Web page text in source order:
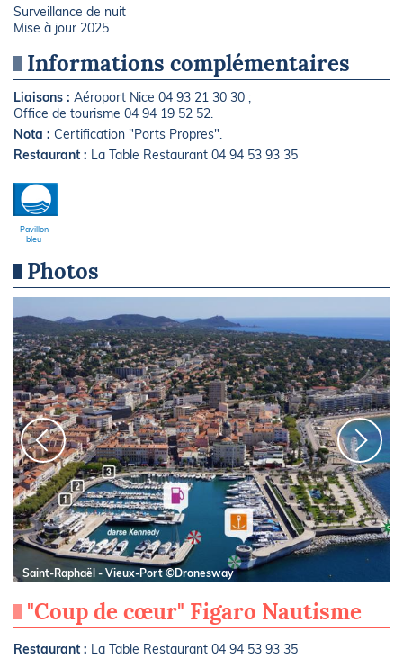
Surveillance de nuit
Mise à jour 2025
Informations complémentaires
Liaisons : Aéroport Nice 04 93 21 30 30 ;
Office de tourisme 04 94 19 52 52.
Nota : Certification "Ports Propres".
Restaurant : La Table Restaurant 04 94 53 93 35
Pavillon
bleu
Photos
Saint-Raphaël - Vieux-Port ©Dronesway
"Coup de cœur" Figaro Nautisme
Restaurant : La Table Restaurant 04 94 53 93 35